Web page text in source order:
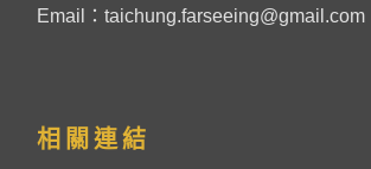
Email：taichung.farseeing@gmail.com
相關連結